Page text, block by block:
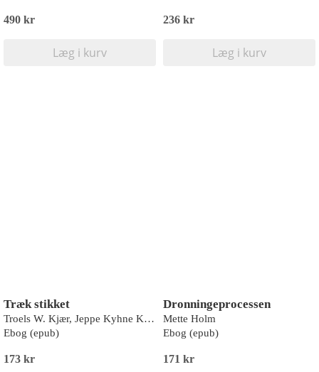
490 kr
Læg i kurv
236 kr
Læg i kurv
Træk stikket
Troels W. Kjær, Jeppe Kyhne Knudsen
Ebog (epub)
173 kr
Dronningeprocessen
Mette Holm
Ebog (epub)
171 kr